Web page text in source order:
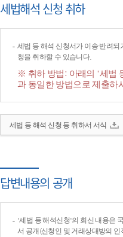
세법해석 신청 취하
세법 등 해석 신청서가 이송·반려
청을 취하할 수 있습니다.
※ 취하 방법: 아래의 '세법
과 동일한 방법으로 제출하
세법 등 해석 신청 등 취하서 서식
답변내용의 공개
'세법 등 해석신청'의 회신 내용은
서 공개(신청인 및 거래상대방의